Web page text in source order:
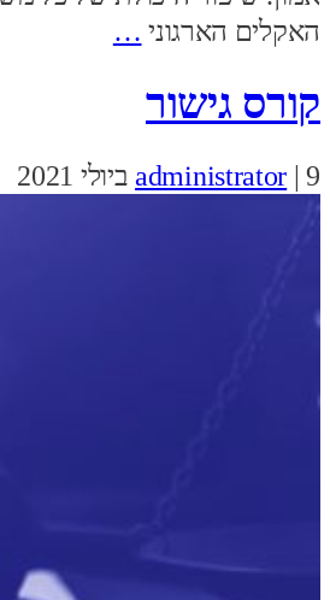
האקלים הארגוני …
קורס גישור
administrator |9 ביולי 2021